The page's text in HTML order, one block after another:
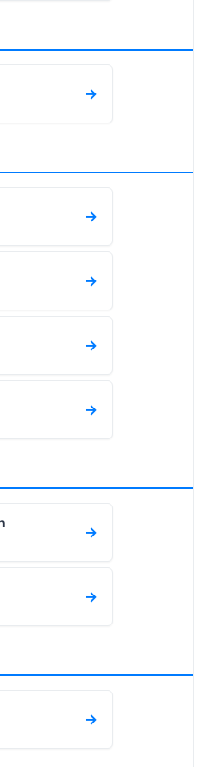
→
→
→
→
→
→
→
→